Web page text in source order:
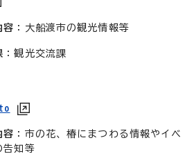
容 ：大船渡市の観光情報等
：観光交流課
容 ：市の花、椿にまつわる情報やイベ
告知等